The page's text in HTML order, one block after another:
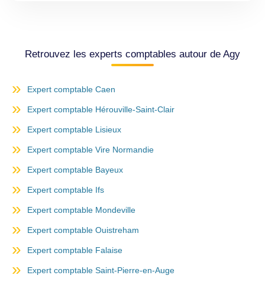
Retrouvez les experts comptables autour de Agy
Expert comptable Caen
Expert comptable Hérouville-Saint-Clair
Expert comptable Lisieux
Expert comptable Vire Normandie
Expert comptable Bayeux
Expert comptable Ifs
Expert comptable Mondeville
Expert comptable Ouistreham
Expert comptable Falaise
Expert comptable Saint-Pierre-en-Auge